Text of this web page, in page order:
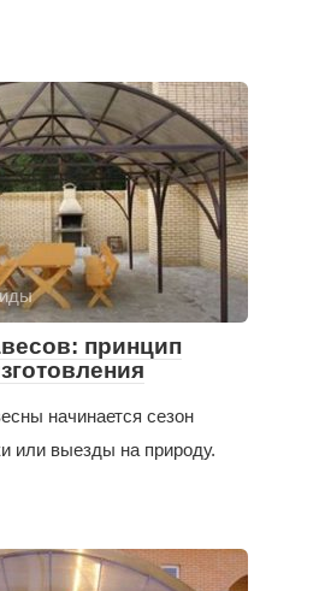
принцип
начинается сезон
или выезды на природу.